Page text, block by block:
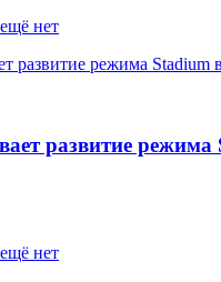
нет
развитие режима
нет